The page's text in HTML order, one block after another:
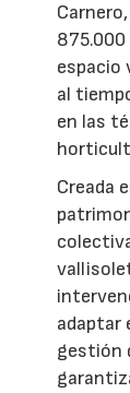
espacio
al
en las
Creada
adaptar
gestión